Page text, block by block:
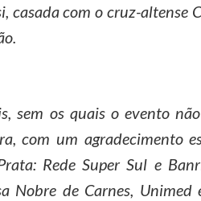
casada com o cruz-altense
sem os quais o evento
com um agradecimento
Rede Super Sul e
Nobre de Carnes, Unimed